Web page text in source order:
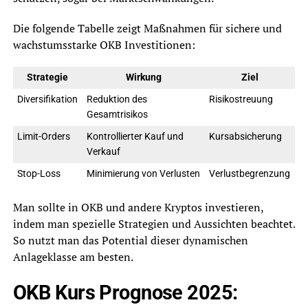
Die folgende Tabelle zeigt Maßnahmen für sichere und
wachstumsstarke OKB Investitionen:
Strategie Wirkung
Ziel
Diversifikation
Reduktion des
Gesamtrisikos
Risikostreuung
Limit-Orders
Kontrollierter Kauf und
Verkauf
Kursabsicherung
Stop-Loss Minimierung von Verlusten Verlustbegrenzung
Man sollte in OKB und andere Kryptos investieren,
indem man spezielle Strategien und Aussichten beachtet.
So nutzt man das Potential dieser dynamischen
Anlageklasse am besten.
OKB Kurs Prognose 2025: